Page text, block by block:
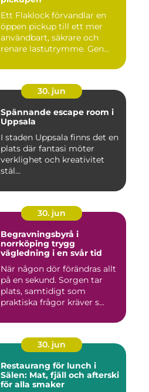
Ett Flaklock förvandlar en
öppen pickup till ett mer
användbart, säkrare och
renare lastutrymme. Gen...
30. jun
Spännande escape room i
Uppsala
I staden Uppsala finns det en
plats där fantasi möter
verklighet och kreativitet
stäl...
30. jun
Begravningsbyrå i
norrköping trygg
vägledning i en svår tid
När någon dör förändras allt
på en sekund. Sorgen tar
plats, samtidigt som
praktiska frågor kräver s...
30. jun
Restaurang för lunch i
Sälen: Mat, fjäll och afterski
för alla smaker